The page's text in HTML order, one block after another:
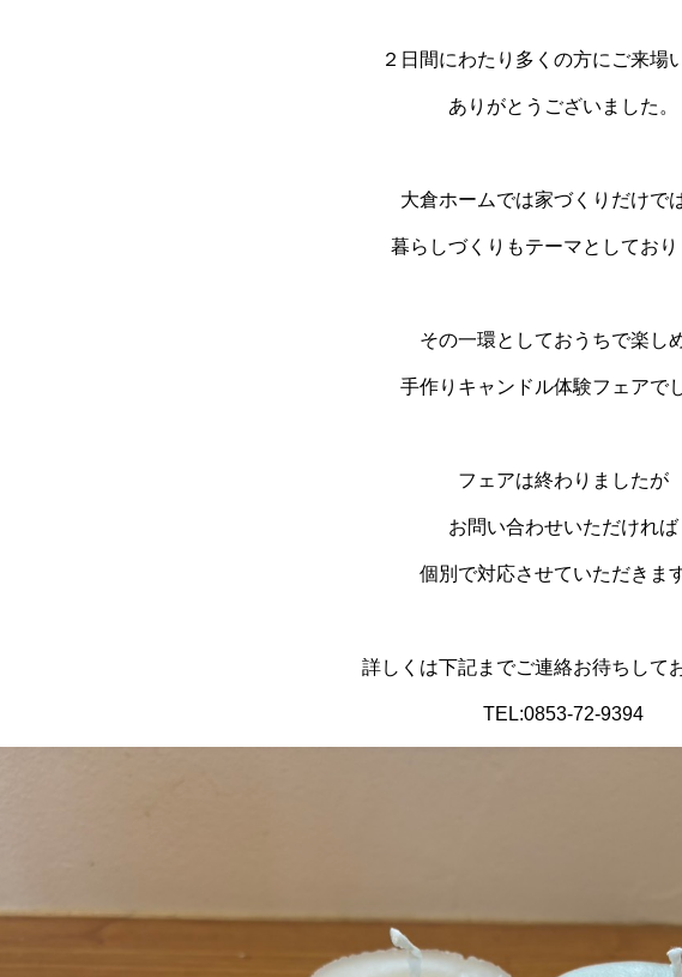
２日間にわたり多くの方にご来場
ありがとうございました。
大倉ホームでは家づくりだけで
暮らしづくりもテーマとしてお
その一環としておうちで楽し
手作りキャンドル体験フェアで
フェアは終わりましたが
お問い合わせいただければ
個別で対応させていただきま
詳しくは下記までご連絡お待ちして
TEL:0853-72-9394